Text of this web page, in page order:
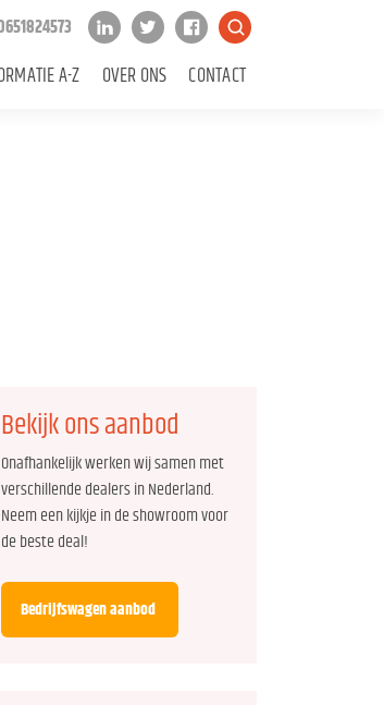
A-Z OVER ONS CONTACT
Bekijk ons aanbod
Onafhankelijk werken wij samen met
verschillende dealers in Nederland.
Neem een kijkje in de showroom voor
de beste deal!
Bedrijfswagen aanbod